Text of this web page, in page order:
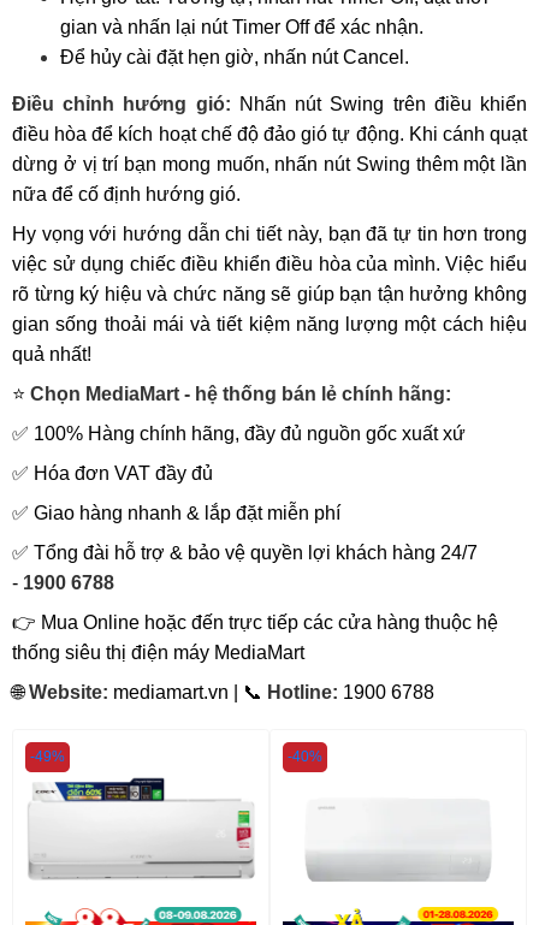
gian và nhấn lại nút Timer Off để xác nhận.
Để hủy cài đặt hẹn giờ, nhấn nút Cancel.
Điều chỉnh hướng gió: Nhấn nút Swing trên điều khiển
điều hòa để kích hoạt chế độ đảo gió tự động. Khi cánh quạt
dừng ở vị trí bạn mong muốn, nhấn nút Swing thêm một lần
nữa để cố định hướng gió.
Hy vọng với hướng dẫn chi tiết này, bạn đã tự tin hơn trong
việc sử dụng chiếc điều khiển điều hòa của mình. Việc hiểu
rõ từng ký hiệu và chức năng sẽ giúp bạn tận hưởng không
gian sống thoải mái và tiết kiệm năng lượng một cách hiệu
quả nhất!
⭐ Chọn MediaMart - hệ thống bán lẻ chính hãng:
✅ 100% Hàng chính hãng, đầy đủ nguồn gốc xuất xứ
✅ Hóa đơn VAT đầy đủ
✅ Giao hàng nhanh & lắp đặt miễn phí
✅ Tổng đài hỗ trợ & bảo vệ quyền lợi khách hàng 24/7
- 1900 6788
👉 Mua Online hoặc đến trực tiếp các cửa hàng thuộc hệ
thống siêu thị điện máy MediaMart
🌐Website: mediamart.vn | 📞 Hotline: 1900 6788
-49% -40%